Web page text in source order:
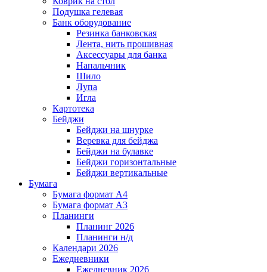
Подушка гелевая
Банк оборудование
Резинка банковская
Лента, нить прошивная
Аксессуары для банка
Напальчник
Шило
Лупа
Игла
Картотека
Бейджи
Бейджи на шнурке
Веревка для бейджа
Бейджи на булавке
Бейджи горизонтальные
Бейджи вертикальные
Бумага
Бумага формат А4
Бумага формат А3
Планинги
Планинг 2026
Планинги н/д
Календари 2026
Ежедневники
Ежедневник 2026